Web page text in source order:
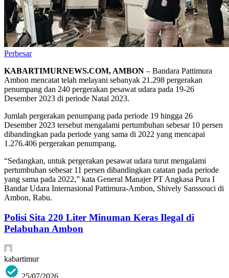
Perbesar
KABARTIMURNEWS.COM, AMBON – Bandara Pattimura
Ambon mencatat telah melayani sebanyak 21.298 pergerakan
penumpang dan 240 pergerakan pesawat udara pada 19-26
Desember 2023 di periode Natal 2023.
Jumlah pergerakan penumpang pada periode 19 hingga 26
Desember 2023 tersebut mengalami pertumbuhan sebesar 10 persen
dibandingkan pada periode yang sama di 2022 yang mencapai
1.276.406 pergerakan penumpang.
“Sedangkan, untuk pergerakan pesawat udara turut mengalami
pertumbuhan sebesar 11 persen dibandingkan catatan pada periode
yang sama pada 2022,” kata General Manajer PT Angkasa Pura I
Bandar Udara Internasional Pattimura-Ambon, Shively Sanssouci di
Ambon, Rabu.
Polisi Sita 220 Liter Minuman Keras Ilegal di
Pelabuhan Ambon
kabartimur
25/07/2026